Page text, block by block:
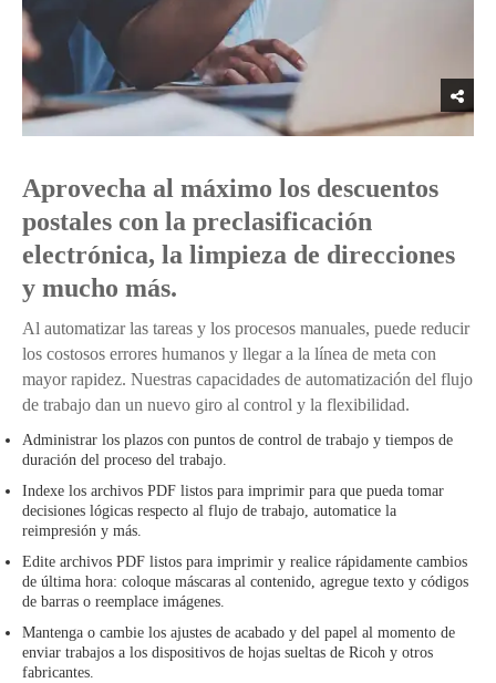
Aprovecha al máximo los descuentos
postales con la preclasificación
electrónica, la limpieza de direcciones
y mucho más.
Al automatizar las tareas y los procesos manuales, puede reducir
los costosos errores humanos y llegar a la línea de meta con
mayor rapidez. Nuestras capacidades de automatización del flujo
de trabajo dan un nuevo giro al control y la flexibilidad.
Administrar los plazos con puntos de control de trabajo y tiempos de
duración del proceso del trabajo.
Indexe los archivos PDF listos para imprimir para que pueda tomar
decisiones lógicas respecto al flujo de trabajo, automatice la
reimpresión y más.
Edite archivos PDF listos para imprimir y realice rápidamente cambios
de última hora: coloque máscaras al contenido, agregue texto y códigos
de barras o reemplace imágenes.
Mantenga o cambie los ajustes de acabado y del papel al momento de
enviar trabajos a los dispositivos de hojas sueltas de Ricoh y otros
fabricantes.